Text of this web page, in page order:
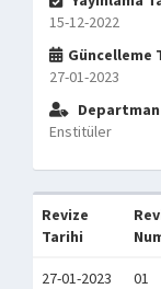
15-12-2022
Güncelleme
27-01-2023
Departman
Enstitüler
Revize
Tarihi
27-01-2023 01